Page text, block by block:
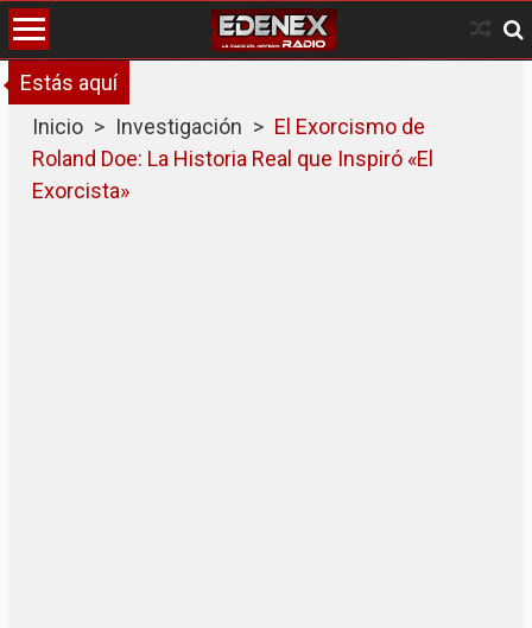
Skip
to
content
Estás aquí
Inicio > Investigación > El Exorcismo de
Roland Doe: La Historia Real que Inspiró «El
Exorcista»